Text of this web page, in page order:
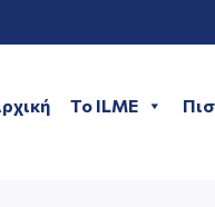
To ILME